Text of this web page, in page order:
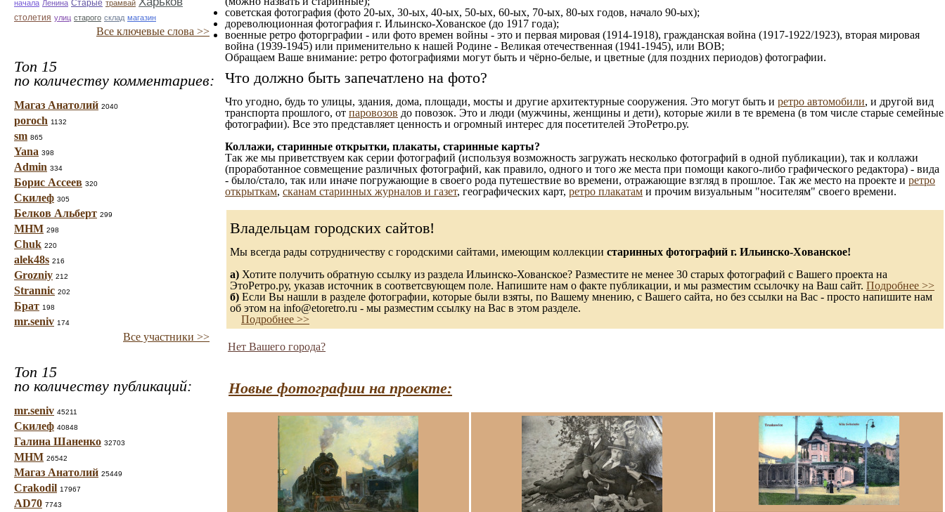
начала Ленина Старые трамвай
столетия улиц старого склад магазин
Все ключевые слова >>
Топ 15
по количеству комментариев:
Магаз Анатолий 2040
poroch 1132
sm 865
Yana 398
Admin 334
Борис Ассеев 320
Скилеф 305
Белков Альберт 299
МНМ 298
Chuk 220
alek48s 216
Grozniy 212
Strannic 202
Брат 198
mr.seniv 174
Все участники >>
Топ 15
по количеству публикаций:
mr.seniv 45211
Скилеф 40848
Галина Шаненко 32703
МНМ 26542
Магаз Анатолий 25449
Crakodil 17967
AD70 7743
советская фотография (фото 20-ых, 30-ых, 40-ых, 50-ых, 60-ых, 70-ых, 80-ых годов, начало 90-ых);
дореволюционная фотография г. Ильинско-Хованское (до 1917 года);
военные ретро фоторграфии - или фото времен войны - это и первая мировая (1914-1918), гражданская война (1917-1922/1923), вторая мировая
война (1939-1945) или применительно к нашей Родине - Великая отечественная (1941-1945), или ВОВ;
Обращаем Ваше внимание: ретро фотографиями могут быть и чёрно-белые, и цветные (для поздних периодов) фотографии.
Что должно быть запечатлено на фото?
Что угодно, будь то улицы, здания, дома, площади, мосты и другие архитектурные сооружения. Это могут быть и ретро автомобили, и другой вид
транспорта прошлого, от паровозов до повозок. Это и люди (мужчины, женщины и дети), которые жили в те времена (в том числе старые семейные
фотографии). Все это представляет ценность и огромный интерес для посетителей ЭтоРетро.ру.
Коллажи, старинные открытки, плакаты, старинные карты?
Так же мы приветствуем как серии фотографий (используя возможность загружать несколько фотографий в одной публикации), так и коллажи
(проработанное совмещение различных фотографий, как правило, одного и того же места при помощи какого-либо графического редактора) - вида
- было/стало, так или иначе погружающие в своего рода путешествие во времени, отражающие взгляд в прошлое. Так же место на проекте и ретро
открыткам, сканам старинных журналов и газет, географических карт, ретро плакатам и прочим визуальным "носителям" своего времени.
Владельцам городских сайтов!
Мы всегда рады сотрудничеству с городскими сайтами, имеющим коллекции старинных фотографий г. Ильинско-Хованское!
а) Хотите получить обратную ссылку из раздела Ильинско-Хованское? Разместите не менее 30 старых фотографий с Вашего проекта на
ЭтоРетро.ру, указав источник в соответсвующем поле. Напишите нам о факте публикации, и мы разместим ссылочку на Ваш сайт. Подробнее >>
б) Если Вы нашли в разделе фотографии, которые были взяты, по Вашему мнению, с Вашего сайта, но без ссылки на Вас - просто напишите нам
об этом на info@etoretro.ru - мы разместим ссылку на Вас в этом разделе.
Подробнее >>
Нет Вашего города?
Новые фотографии на проекте: